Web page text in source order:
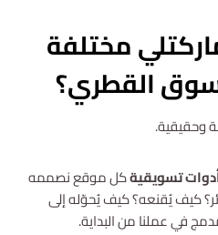
مختلفة
القطري؟
وحقيقية.
تسويقيةكل موقع نصممه
كيف يُقنعه؟ كيف يُحوّله إلى
في عملنا من البداية.